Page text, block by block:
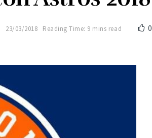
23/03/2018 Reading Time: 9 mins read 0